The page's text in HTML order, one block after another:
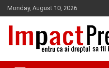
Skip
to
content
Monday, August 10, 2026
IMPACTPRESS